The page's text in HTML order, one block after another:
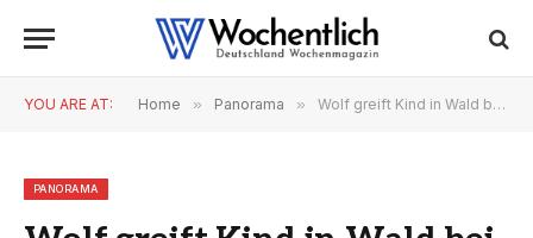
YOU ARE AT: Home » Panorama » Wolf greift Kind in Wald bei Utrecht an
PANORAMA